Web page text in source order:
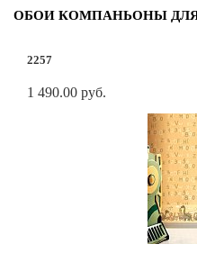
ОБОИ КОМПАНЬОНЫ ДЛЯ
2257
1 490.00 руб.